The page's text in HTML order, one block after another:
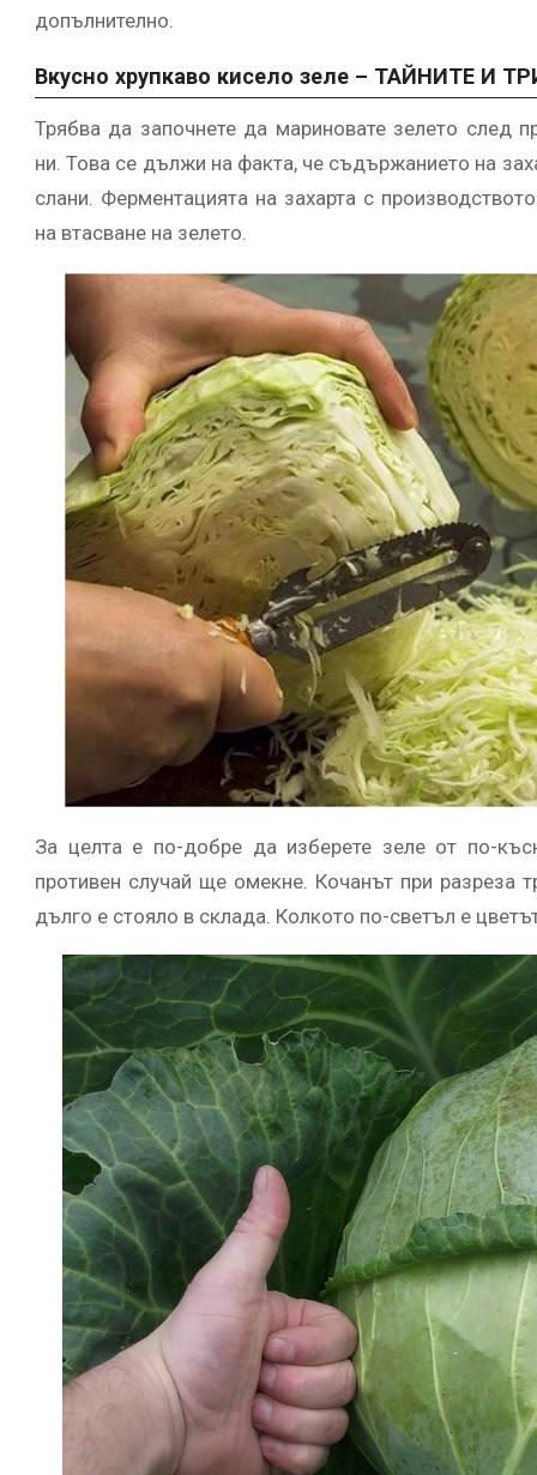
допълнително.
Вкусно хрупкаво кисело зеле – ТАЙНИТЕ И
Трябва да започнете да мариновате зелето след
ни. Това се дължи на факта, че съдържанието на
слани. Ферментацията на захарта с
на втасване на зелето.
За целта е по-добре да изберете зеле от по-
противен случай ще омекне. Кочанът при разреза
дълго е стояло в склада. Колкото по-светъл е